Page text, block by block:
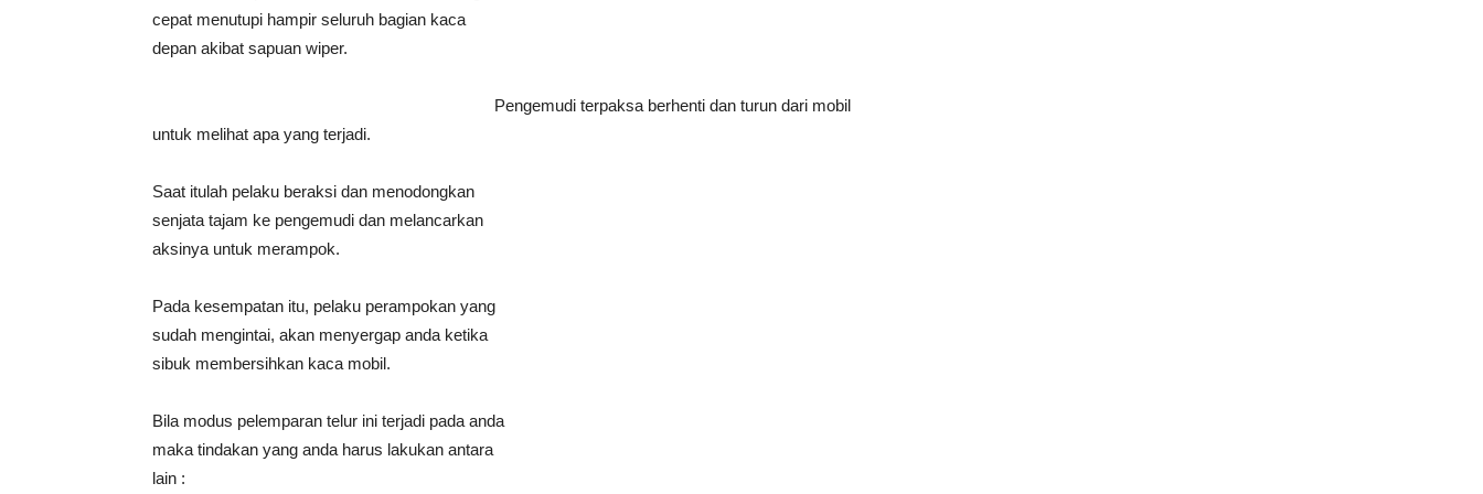
cepat menutupi hampir seluruh bagian kaca
depan akibat sapuan wiper.
Pengemudi terpaksa berhenti dan turun dari mobil
untuk melihat apa yang terjadi.
Saat itulah pelaku beraksi dan menodongkan
senjata tajam ke pengemudi dan melancarkan
aksinya untuk merampok.
Pada kesempatan itu, pelaku perampokan yang
sudah mengintai, akan menyergap anda ketika
sibuk membersihkan kaca mobil.
Bila modus pelemparan telur ini terjadi pada anda
maka tindakan yang anda harus lakukan antara
lain :